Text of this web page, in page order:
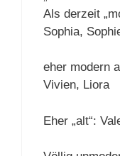
Als derzeit
Sophia,
eher modern
Vivien, Liora
Eher „alt“: